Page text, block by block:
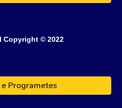
Copyright © 2022
Programetes